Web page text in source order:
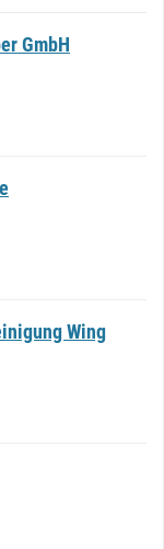
GmbH
Wing